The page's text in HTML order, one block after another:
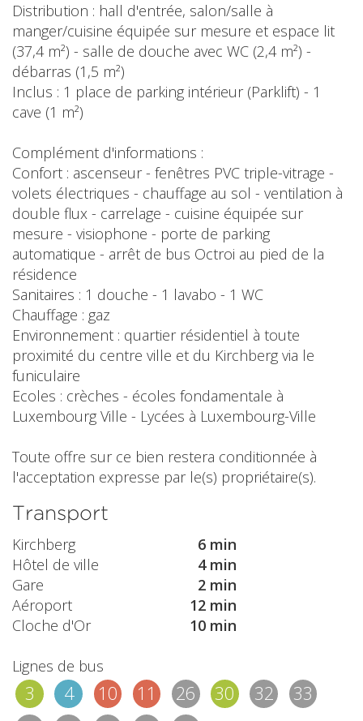
Distribution : hall d'entrée, salon/salle à
manger/cuisine équipée sur mesure et espace lit
(37,4 m²) - salle de douche avec WC (2,4 m²) -
débarras (1,5 m²)
Inclus : 1 place de parking intérieur (Parklift) - 1
cave (1 m²)
Complément d'informations :
Confort : ascenseur - fenêtres PVC triple-vitrage -
volets électriques - chauffage au sol - ventilation à
double flux - carrelage - cuisine équipée sur
mesure - visiophone - porte de parking
automatique - arrêt de bus Octroi au pied de la
résidence
Sanitaires : 1 douche - 1 lavabo - 1 WC
Chauffage : gaz
Environnement : quartier résidentiel à toute
proximité du centre ville et du Kirchberg via le
funiculaire
Ecoles : crèches - écoles fondamentale à
Luxembourg Ville - Lycées à Luxembourg-Ville
Toute offre sur ce bien restera conditionnée à
l'acceptation expresse par le(s) propriétaire(s).
Transport
Kirchberg
6 min
Hôtel de ville
4 min
Gare
2 min
Aéroport
12 min
Cloche d'Or
10 min
Lignes de bus
3 4 10 11 26 30 32
33